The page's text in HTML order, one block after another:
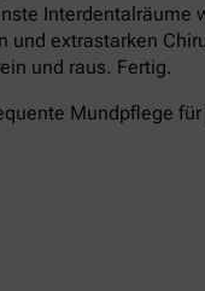
Interdentalräume
und extrastarken
und raus. Fertig.
Mundpflege